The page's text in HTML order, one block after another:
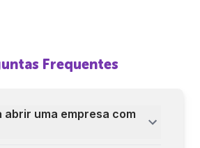
Frequentes
abrir uma empresa com